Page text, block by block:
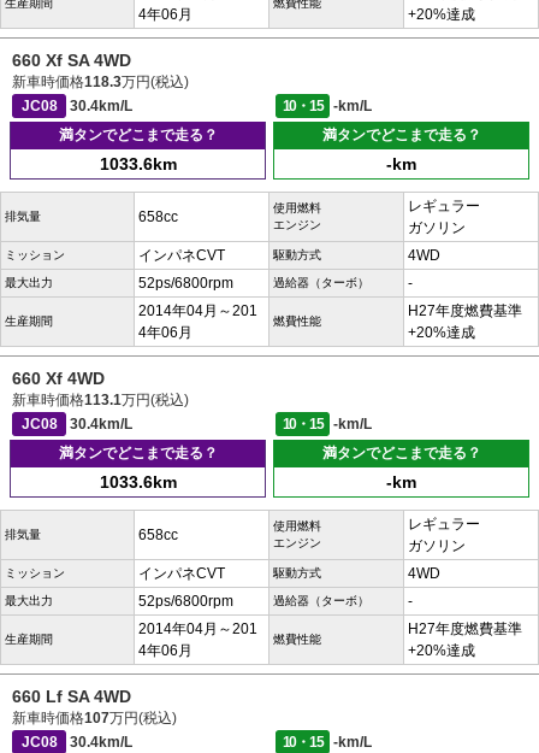
生産期間
4年06月
燃費性能
+20%達成
660 Xf SA 4WD
新車時価格118.3万円(税込)
JC08
30.4km/L 10・15
-km/L
満タンでどこまで走る？
1033.6km
満タンでどこまで走る？
-km
排気量 658cc
使用燃料
エンジン
レギュラー
ガソリン
ミッション インパネCVT 駆動方式 4WD
最大出力 52ps/6800rpm 過給器（ターボ） -
生産期間
2014年04月～201
4年06月
燃費性能
H27年度燃費基準
+20%達成
660 Xf 4WD
新車時価格113.1万円(税込)
JC08
30.4km/L 10・15
-km/L
満タンでどこまで走る？
1033.6km
満タンでどこまで走る？
-km
排気量 658cc
使用燃料
エンジン
レギュラー
ガソリン
ミッション インパネCVT 駆動方式 4WD
最大出力 52ps/6800rpm 過給器（ターボ） -
生産期間
2014年04月～201
4年06月
燃費性能
H27年度燃費基準
+20%達成
660 Lf SA 4WD
新車時価格107万円(税込)
JC08
30.4km/L 10・15
-km/L